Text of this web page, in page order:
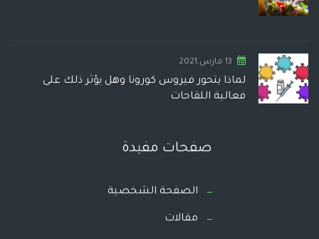
13 مارس,2021
لماذا يتحور فيروس كورونا وهل يؤثر ذلك على
فعالية اللقاحات
صفحات مفيدة
الصفحة الشخصية
مقالات